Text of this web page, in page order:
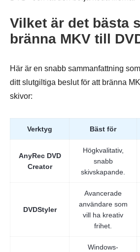
Steg 3.
Vilket är det bästa
bränna MKV till
Här är en snabb sammanfattning
ditt slutgiltiga beslut för att bränna
skivor:
Verktyg Bäst för
AnyRec DVD
Creator
Högkvalitativ,
snabb
skivskapande.
DVDStyler
Avancerade
användare som
vill ha kreativ
frihet.
Windows-